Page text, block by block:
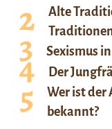
Alte
Sexismus
Der
Wer ist der
bekannt?